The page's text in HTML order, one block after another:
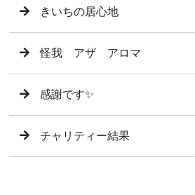
きいちの居心地
怪我 アザ アロマ
感謝です✨
チャリティー結果